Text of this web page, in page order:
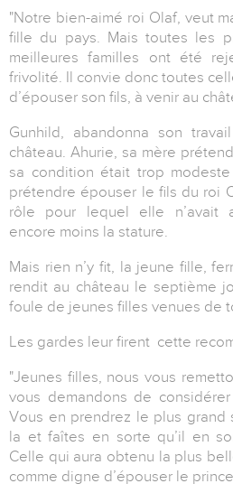
"Notre bien-aimé roi Olaf, veut
fille du pays. Mais toutes les
meilleures familles ont été
frivolité. Il convie donc toutes
d’épouser son fils, à venir au
Gunhild, abandonna son
château. Ahurie, sa mère
sa condition était trop
prétendre épouser le fils du roi
rôle pour lequel elle n’avait
encore moins la stature.
Mais rien n’y fit, la jeune fille,
rendit au château le septième
foule de jeunes filles venues de
Les gardes leur firent cette
"Jeunes filles, nous vous
vous demandons de
Vous en prendrez le plus grand
la et faîtes en sorte qu’il en
Celle qui aura obtenu la plus
comme digne d’épouser le